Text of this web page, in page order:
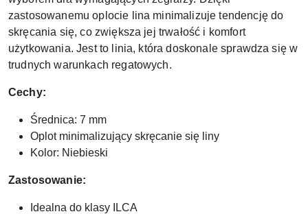
zastosowanemu oplocie lina minimalizuje tendencję do
skręcania się, co zwiększa jej trwałość i komfort
użytkowania. Jest to linia, która doskonale sprawdza się w
trudnych warunkach regatowych.
Cechy:
Średnica: 7 mm
Oplot minimalizujący skręcanie się liny
Kolor: Niebieski
Zastosowanie:
Idealna do klasy ILCA